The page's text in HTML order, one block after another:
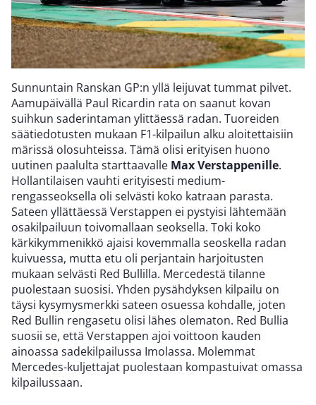
Sunnuntain Ranskan GP:n yllä leijuvat tummat pilvet.
Aamupäivällä Paul Ricardin rata on saanut kovan
suihkun saderintaman ylittäessä radan. Tuoreiden
säätiedotusten mukaan F1-kilpailun alku aloitettaisiin
märissä olosuhteissa. Tämä olisi erityisen huono
uutinen paalulta starttaavalle Max Verstappenille.
Hollantilaisen vauhti erityisesti medium-
rengasseoksella oli selvästi koko katraan parasta.
Sateen yllättäessä Verstappen ei pystyisi lähtemään
osakilpailuun toivomallaan seoksella. Toki koko
kärkikymmenikkö ajaisi kovemmalla seoskella radan
kuivuessa, mutta etu oli perjantain harjoitusten
mukaan selvästi Red Bullilla. Mercedestä tilanne
puolestaan suosisi. Yhden pysähdyksen kilpailu on
täysi kysymysmerkki sateen osuessa kohdalle, joten
Red Bullin rengasetu olisi lähes olematon. Red Bullia
suosii se, että Verstappen ajoi voittoon kauden
ainoassa sadekilpailussa Imolassa. Molemmat
Mercedes-kuljettajat puolestaan kompastuivat omassa
kilpailussaan.